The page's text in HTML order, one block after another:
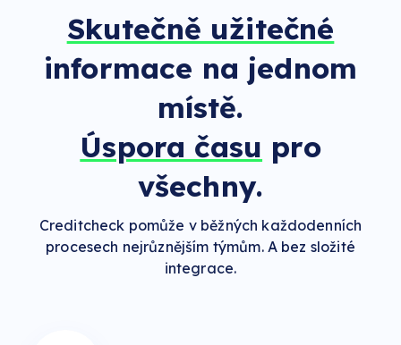
Skutečně užitečné
informace na jednom
místě.
Úspora času pro
všechny.
Creditcheck pomůže v běžných každodenních
procesech nejrůznějším týmům. A bez složité
integrace.